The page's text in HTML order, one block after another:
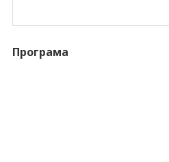
Програма